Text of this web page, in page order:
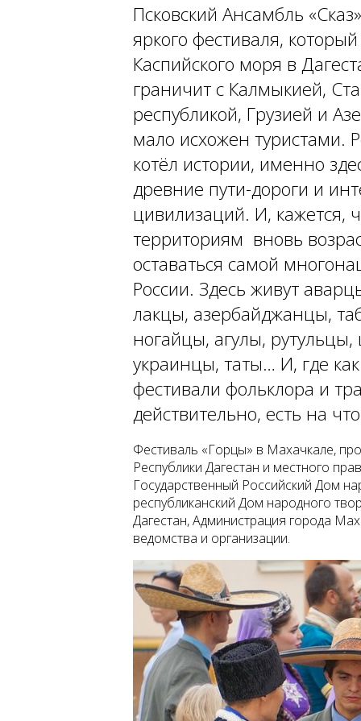
Псковский Ансамбль
яркого фестиваля,
Каспийского моря в
граничит с Калмыкией,
республикой, Грузией и
мало исхожен туристами.
котёл истории, именно
древние пути-дороги и
цивилизаций. И, кажется,
территориям вновь
оставаться самой
России. Здесь живут
лакцы, азербайджанцы,
ногайцы, агулы,
украинцы, таты… И, где
фестивали фольклора и
действительно, есть на
Фестиваль «Горцы» в Махачкале,
Республики Дагестан и местного
Государственный Российский Дом
республиканский Дом народного
Дагестан, Администрация города
ведомства и организации.